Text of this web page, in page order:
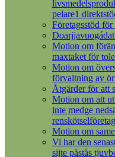
pelare1
Företagsstöd
Motion om
maxtaket för
Motion om
förvaltning av
Åtgärder för att
Motion om att
inte medge
Motion om
Vi har den
sijte påstås